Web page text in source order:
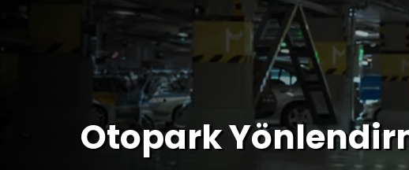
Otopark